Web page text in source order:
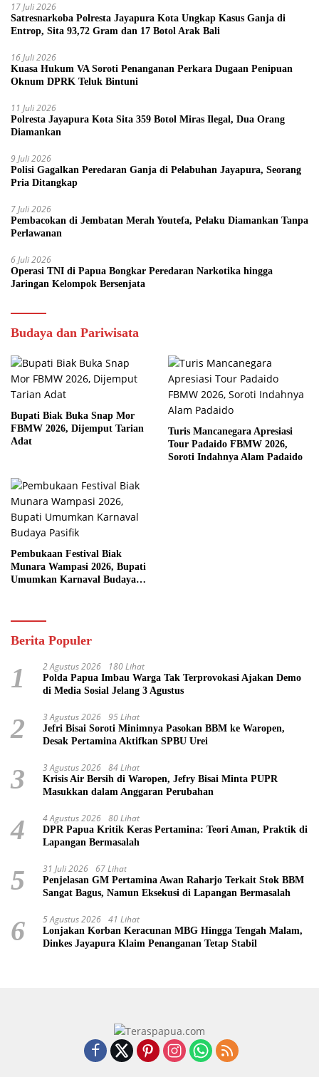
17 Juli 2026
Satresnarkoba Polresta Jayapura Kota Ungkap Kasus Ganja di
Entrop, Sita 93,72 Gram dan 17 Botol Arak Bali
16 Juli 2026
Kuasa Hukum VA Soroti Penanganan Perkara Dugaan Penipuan
Oknum DPRK Teluk Bintuni
11 Juli 2026
Polresta Jayapura Kota Sita 359 Botol Miras Ilegal, Dua Orang
Diamankan
9 Juli 2026
Polisi Gagalkan Peredaran Ganja di Pelabuhan Jayapura, Seorang
Pria Ditangkap
7 Juli 2026
Pembacokan di Jembatan Merah Youtefa, Pelaku Diamankan Tanpa
Perlawanan
6 Juli 2026
Operasi TNI di Papua Bongkar Peredaran Narkotika hingga
Jaringan Kelompok Bersenjata
Budaya dan Pariwisata
Bupati Biak Buka Snap Mor
FBMW 2026, Dijemput Tarian
Adat
Turis Mancanegara Apresiasi
Tour Padaido FBMW 2026,
Soroti Indahnya Alam Padaido
Pembukaan Festival Biak
Munara Wampasi 2026, Bupati
Umumkan Karnaval Budaya
Berita Populer
1 2 Agustus 2026 180 Lihat
Polda Papua Imbau Warga Tak Terprovokasi Ajakan Demo
di Media Sosial Jelang 3 Agustus
2 3 Agustus 2026 95 Lihat
Jefri Bisai Soroti Minimnya Pasokan BBM ke Waropen,
Desak Pertamina Aktifkan SPBU Urei
3 3 Agustus 2026 84 Lihat
Krisis Air Bersih di Waropen, Jefry Bisai Minta PUPR
Masukkan dalam Anggaran Perubahan
4 4 Agustus 2026 80 Lihat
DPR Papua Kritik Keras Pertamina: Teori Aman, Praktik di
Lapangan Bermasalah
5 31 Juli 2026 67 Lihat
Penjelasan GM Pertamina Awan Raharjo Terkait Stok BBM
Sangat Bagus, Namun Eksekusi di Lapangan Bermasalah
6 5 Agustus 2026 41 Lihat
Lonjakan Korban Keracunan MBG Hingga Tengah Malam,
Dinkes Jayapura Klaim Penanganan Tetap Stabil